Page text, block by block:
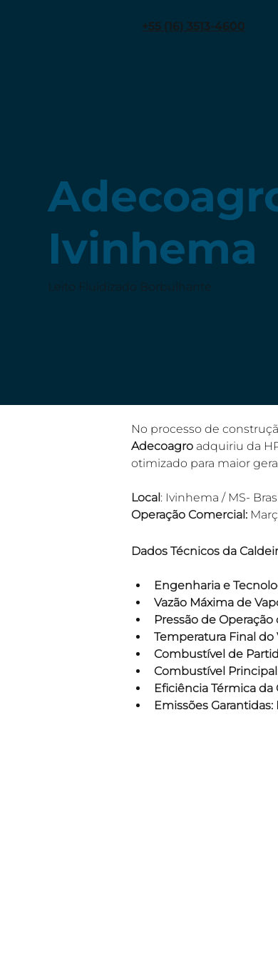
+55 (16) 3513-4600
Ivinhema
Leito Fluidizado Borbulhante
No processo de
Adecoagro adquiriu da
otimizado para maior
Local: Ivinhema / MS-
Operação Comercial:
Dados Técnicos da
Engenharia e
Vazão Máxima de
Pressão de Operação
Temperatura Final do
Combustível de
Combustível
Eficiência Térmica da
Emissões